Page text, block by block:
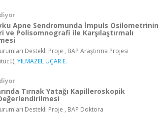
Apne Sendromunda İmpuls Osilometrinin
ve Polisomnografi ile Karşılaştırmalı
Destekli Proje , BAP Araştırma Projesi
YILMAZEL UÇAR E.
Tırnak Yatağı Kapilleroskopik
Destekli Proje , BAP Doktora